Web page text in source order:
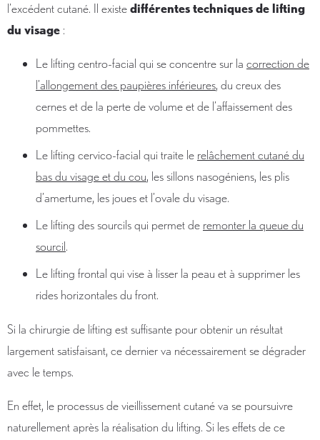
l’excédent cutané. Il existedifférentes techniques de lifting
du visage :
Le lifting centro-facial qui se concentre sur la correction de
l’allongement des paupières inférieures, du creux des
cernes et de la perte de volume et de l’affaissement des
pommettes.
Le lifting cervico-facial qui traite le relâchement cutané du
bas du visage et du cou, les sillons nasogéniens, les plis
d’amertume, les joues et l’ovale du visage.
Le lifting des sourcils qui permet de remonter la queue du
sourcil.
Le lifting frontal qui vise à lisser la peau et à supprimer les
rides horizontales du front.
Si la chirurgie de lifting est suffisante pour obtenir un résultat
largement satisfaisant, ce dernier va nécessairement se dégrader
avec le temps.
En effet, le processus de vieillissement cutané va se poursuivre
naturellement après la réalisation du lifting. Si les effets de ce